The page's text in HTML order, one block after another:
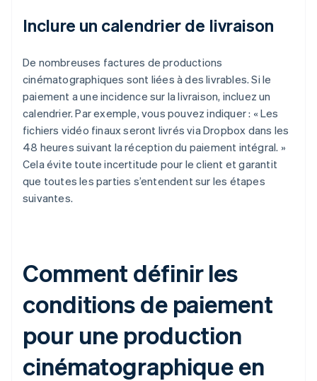
Inclure un calendrier de livraison
De nombreuses factures de productions
cinématographiques sont liées à des livrables. Si le
paiement a une incidence sur la livraison, incluez un
calendrier. Par exemple, vous pouvez indiquer : « Les
fichiers vidéo finaux seront livrés via Dropbox dans les
48 heures suivant la réception du paiement intégral. »
Cela évite toute incertitude pour le client et garantit
que toutes les parties s’entendent sur les étapes
suivantes.
Comment définir les
conditions de paiement
pour une production
cinématographique en